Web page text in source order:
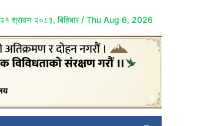
२१ श्रावण २०८३, बिहिबार / Thu Aug 6, 2026